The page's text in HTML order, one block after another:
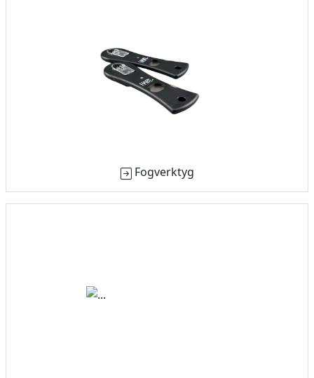
Fogverktyg